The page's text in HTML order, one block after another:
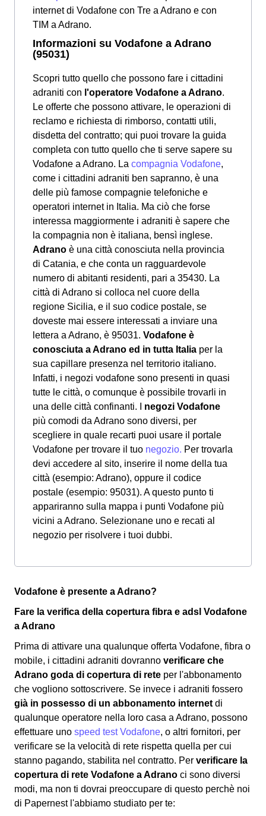
internet di Vodafone con Tre a Adrano e con
TIM a Adrano.
Informazioni su Vodafone a Adrano
(95031)
Scopri tutto quello che possono fare i cittadini
adraniti con l'operatore Vodafone a Adrano.
Le offerte che possono attivare, le operazioni di
reclamo e richiesta di rimborso, contatti utili,
disdetta del contratto; qui puoi trovare la guida
completa con tutto quello che ti serve sapere su
Vodafone a Adrano. La compagnia Vodafone,
come i cittadini adraniti ben sapranno, è una
delle più famose compagnie telefoniche e
operatori internet in Italia. Ma ciò che forse
interessa maggiormente i adraniti è sapere che
la compagnia non è italiana, bensì inglese.
Adrano è una città conosciuta nella provincia
di Catania, e che conta un ragguardevole
numero di abitanti residenti, pari a 35430. La
città di Adrano si colloca nel cuore della
regione Sicilia, e il suo codice postale, se
doveste mai essere interessati a inviare una
lettera a Adrano, è 95031. Vodafone è
conosciuta a Adrano ed in tutta Italia per la
sua capillare presenza nel territorio italiano.
Infatti, i negozi vodafone sono presenti in quasi
tutte le città, o comunque è possibile trovarli in
una delle città confinanti. I negozi Vodafone
più comodi da Adrano sono diversi, per
scegliere in quale recarti puoi usare il portale
Vodafone per trovare il tuo negozio. Per trovarla
devi accedere al sito, inserire il nome della tua
città (esempio: Adrano), oppure il codice
postale (esempio: 95031). A questo punto ti
appariranno sulla mappa i punti Vodafone più
vicini a Adrano. Selezionane uno e recati al
negozio per risolvere i tuoi dubbi.
Vodafone è presente a Adrano?
Fare la verifica della copertura fibra e adsl Vodafone
a Adrano
Prima di attivare una qualunque offerta Vodafone, fibra o
mobile, i cittadini adraniti dovranno verificare che
Adrano goda di copertura di rete per l'abbonamento
che vogliono sottoscrivere. Se invece i adraniti fossero
già in possesso di un abbonamento internet di
qualunque operatore nella loro casa a Adrano, possono
effettuare uno speed test Vodafone, o altri fornitori, per
verificare se la velocità di rete rispetta quella per cui
stanno pagando, stabilita nel contratto. Per verificare la
copertura di rete Vodafone a Adrano ci sono diversi
modi, ma non ti dovrai preoccupare di questo perchè noi
di Papernest l'abbiamo studiato per te: